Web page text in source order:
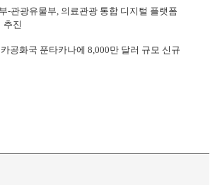
-관광유물부, 의료관광 통합 디지털 플랫폼
추진
공화국 푼타카나에 8,000만 달러 규모 신규